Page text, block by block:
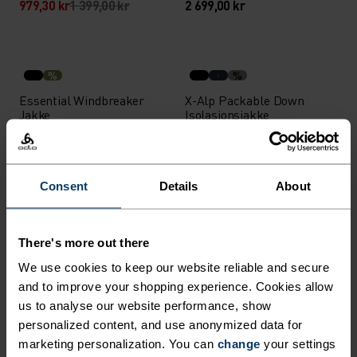
Consent Details About
There's more out there
We use cookies to keep our website reliable and secure
and to improve your shopping experience. Cookies allow
us to analyse our website performance, show
personalized content, and use anonymized data for
marketing personalization. You can change your settings
979,30 kr1 399,00 kr 2 699,00 kr
%
Essential Windbreaker
Jakke
1 399,00 kr
%
X-Alp Packable Down
Isolasjonsjakke
% %
Isolasjonsjakke
3 299,00 kr
% % %
1 099,00 kr
Vann­tett
% % % % % %